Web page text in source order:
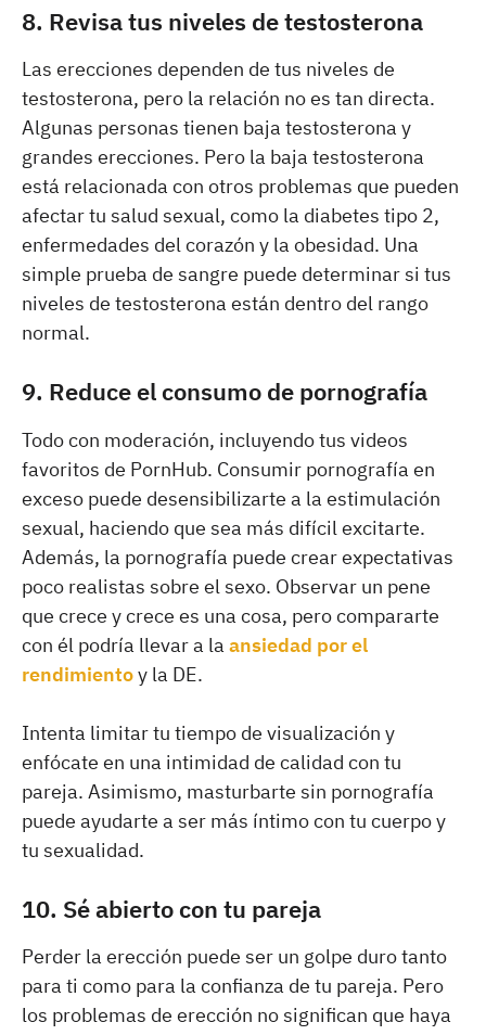
8. Revisa tus niveles de testosterona
Las erecciones dependen de tus niveles de
testosterona, pero la relación no es tan directa.
Algunas personas tienen baja testosterona y
grandes erecciones. Pero la baja testosterona
está relacionada con otros problemas que pueden
afectar tu salud sexual, como la diabetes tipo 2,
enfermedades del corazón y la obesidad. Una
simple prueba de sangre puede determinar si tus
niveles de testosterona están dentro del rango
normal.
9. Reduce el consumo de pornografía
Todo con moderación, incluyendo tus videos
favoritos de PornHub. Consumir pornografía en
exceso puede desensibilizarte a la estimulación
sexual, haciendo que sea más difícil excitarte.
Además, la pornografía puede crear expectativas
poco realistas sobre el sexo. Observar un pene
que crece y crece es una cosa, pero compararte
con él podría llevar a la ansiedad por el
rendimientoy la DE.
Intenta limitar tu tiempo de visualización y
enfócate en una intimidad de calidad con tu
pareja. Asimismo, masturbarte sin pornografía
puede ayudarte a ser más íntimo con tu cuerpo y
tu sexualidad.
10. Sé abierto con tu pareja
Perder la erección puede ser un golpe duro tanto
para ti como para la confianza de tu pareja. Pero
los problemas de erección no significan que haya